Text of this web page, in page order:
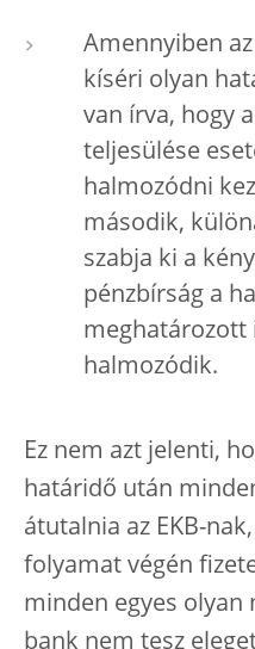
Amennyiben
kíséri olyan
van írva, hogy
teljesülése
halmozódni
második,
szabja ki a
pénzbírság a
meghatározott
halmozódik.
Ez nem azt jelenti,
határidő után
átutalnia az EKB-
folyamat végén
minden egyes olyan
bank nem tesz